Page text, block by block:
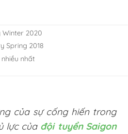
Winter 2020
Spring 2018
nhất
của sự cống hiến trong
lực của đội tuyển Saigon